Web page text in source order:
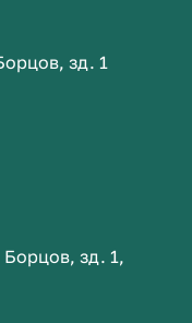
зд. 1
зд. 1,